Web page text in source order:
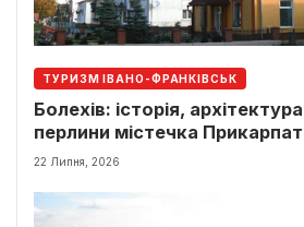
ТУРИЗМ ІВАНО-ФРАНКІВСЬК
Болехів: історія,
перлини містечка
22 Липня, 2026